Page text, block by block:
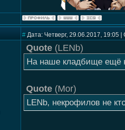
# Дата: Четверг, 29.06.2017, 19:05
Quote (LENb)
На наше кладбище ещё
Quote (Mor)
LENb, некрофилов не